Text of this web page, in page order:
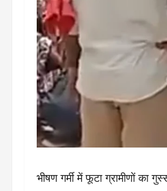
भीषण गर्मी में फूटा ग्रामीणों का